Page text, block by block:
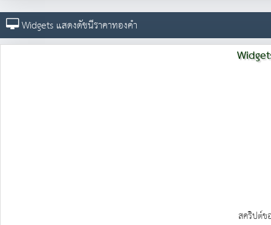
Widgets แสดงดัชนีราคาทองคำ
สคริปต์ข